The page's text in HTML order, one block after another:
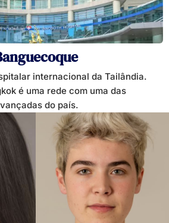
internacional da Tailândia.
é uma rede com uma das
do país.